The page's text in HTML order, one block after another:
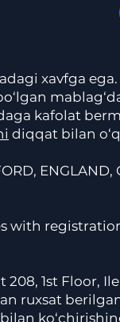
xavfga ega.
kafolat
diqqat bilan
with
1st Floor,
ruxsat